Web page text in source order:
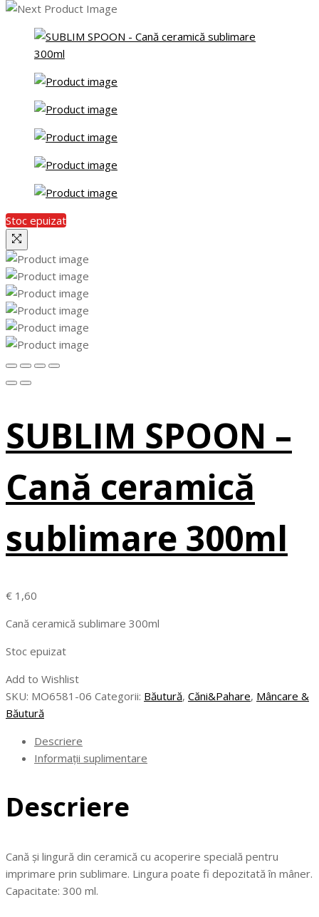
Stoc epuizat
SUBLIM SPOON –
Cană ceramică
sublimare 300ml
€ 1,60
Cană ceramică sublimare 300ml
Stoc epuizat
Add to Wishlist
SKU: MO6581-06 Categorii: Băutură, Căni&Pahare, Mâncare &
Băutură
Descriere
Informații suplimentare
Descriere
Cană și lingură din ceramică cu acoperire specială pentru
imprimare prin sublimare. Lingura poate fi depozitată în mâner.
Capacitate: 300 ml.